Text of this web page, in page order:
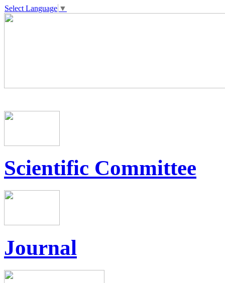
Select Language ▼
Scientific Committee
Journal